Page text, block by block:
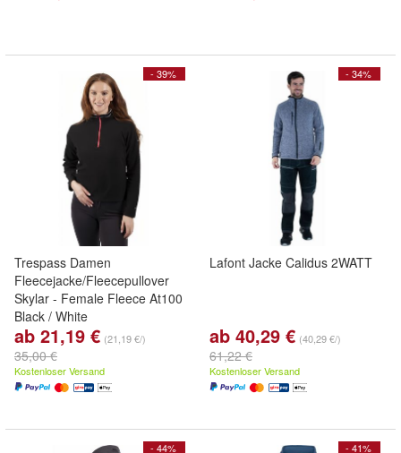
- 39%
Trespass Damen
Fleecejacke/Fleecepullover
Skylar - Female Fleece At100
Black / White
ab 21,19 € (21,19 €/)
35,00 €
Kostenloser Versand
- 34%
Lafont Jacke Calidus 2WATT
ab 40,29 € (40,29 €/)
61,22 €
Kostenloser Versand
- 44% - 41%